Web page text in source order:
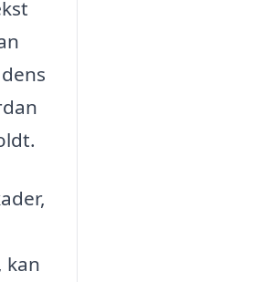
kan